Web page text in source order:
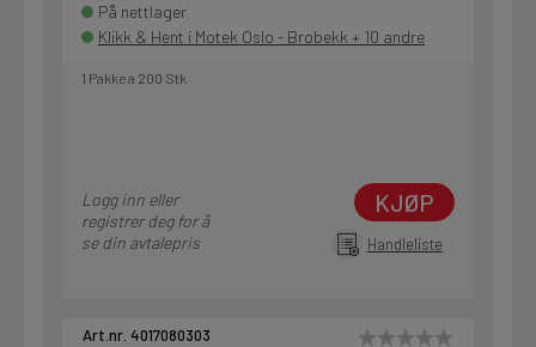
På nettlager
Klikk & Hent i Motek Oslo - Brobekk + 10 andre
1 Pakke a 200 Stk
Logg inn eller
registrer deg for å
se din avtalepris
KJØP
Handleliste
Art.nr. 4017080303